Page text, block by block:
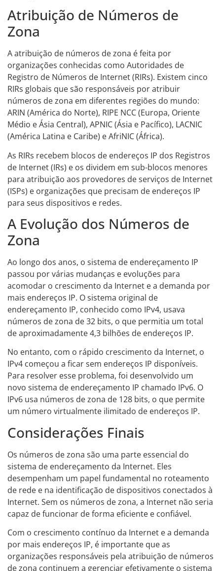
Atribuição de Números de
Zona
A atribuição de números de zona é feita por
organizações conhecidas como Autoridades de
Registro de Números de Internet (RIRs). Existem cinco
RIRs globais que são responsáveis por atribuir
números de zona em diferentes regiões do mundo:
ARIN (América do Norte), RIPE NCC (Europa, Oriente
Médio e Ásia Central), APNIC (Ásia e Pacífico), LACNIC
(América Latina e Caribe) e AfriNIC (África).
As RIRs recebem blocos de endereços IP dos Registros
de Internet (IRs) e os dividem em sub-blocos menores
para atribuição aos provedores de serviços de Internet
(ISPs) e organizações que precisam de endereços IP
para seus dispositivos e redes.
A Evolução dos Números de
Zona
Ao longo dos anos, o sistema de endereçamento IP
passou por várias mudanças e evoluções para
acomodar o crescimento da Internet e a demanda por
mais endereços IP. O sistema original de
endereçamento IP, conhecido como IPv4, usava
números de zona de 32 bits, o que permitia um total
de aproximadamente 4,3 bilhões de endereços IP.
No entanto, com o rápido crescimento da Internet, o
IPv4 começou a ficar sem endereços IP disponíveis.
Para resolver esse problema, foi desenvolvido um
novo sistema de endereçamento IP chamado IPv6. O
IPv6 usa números de zona de 128 bits, o que permite
um número virtualmente ilimitado de endereços IP.
Considerações Finais
Os números de zona são uma parte essencial do
sistema de endereçamento da Internet. Eles
desempenham um papel fundamental no roteamento
de rede e na identificação de dispositivos conectados à
Internet. Sem os números de zona, a Internet não seria
capaz de funcionar de forma eficiente e confiável.
Com o crescimento contínuo da Internet e a demanda
por mais endereços IP, é importante que as
organizações responsáveis pela atribuição de números
de zona continuem a gerenciar efetivamente o sistema